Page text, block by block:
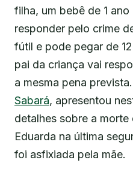
filha, um bebê de 1 ano
responder pelo crime
fútil e pode pegar de
pai da criança vai
a mesma pena
Sabará, apresentou
detalhes sobre a
Eduarda na última
foi asfixiada pela mãe.